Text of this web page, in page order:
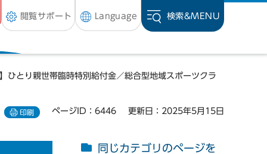
閲覧サポート Language 検索&MENU
ひとり親世帯臨時特別給付金／総合型地域スポーツクラ
印刷 ページID：6446 更新日：2025年5月15日
同じカテゴリのページを